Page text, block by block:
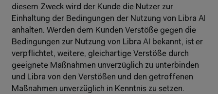
diesem Zweck wird der Kunde die Nutzer zur
Einhaltung der Bedingungen der Nutzung von Libra AI
anhalten. Werden dem Kunden Verstöße gegen die
Bedingungen zur Nutzung von Libra AI bekannt, ist er
verpflichtet, weitere, gleichartige Verstöße durch
geeignete Maßnahmen unverzüglich zu unterbinden
und Libra von den Verstößen und den getroffenen
Maßnahmen unverzüglich in Kenntnis zu setzen.